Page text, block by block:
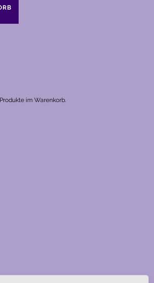
im Warenkorb.